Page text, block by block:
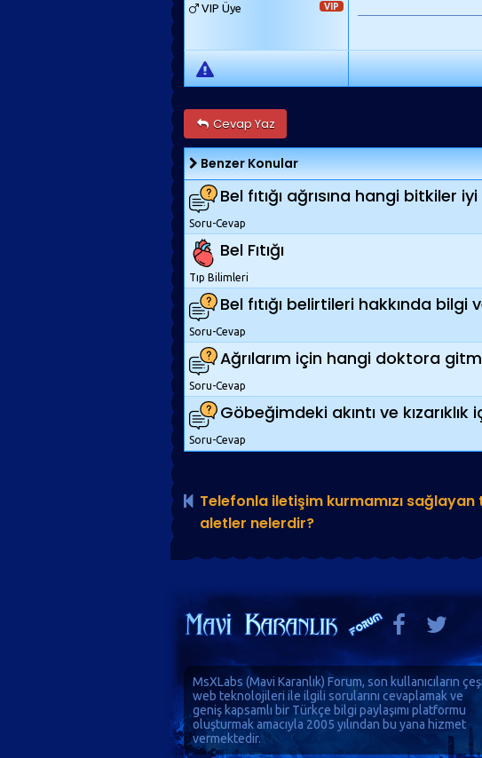
VIP
VIP Üye
Cevap Yaz
Benzer Konular
Bel fıtığı ağrısına hangi bitkiler
Soru-Cevap
Bel Fıtığı
Tıp Bilimleri
Bel fıtığı belirtileri hakkında bilgi
Soru-Cevap
Ağrılarım için hangi doktora
Soru-Cevap
Göbeğimdeki akıntı ve
Soru-Cevap
Telefonla iletişim kurmamızı
aletler nelerdir?
MsXLabs (Mavi Karanlık) Forum, son kullanıcıların
web teknolojileri ile ilgili sorularını cevaplamak ve
geniş kapsamlı bir Türkçe bilgi paylaşımı platformu
oluşturmak amacıyla 2005 yılından bu yana hizmet
vermektedir.